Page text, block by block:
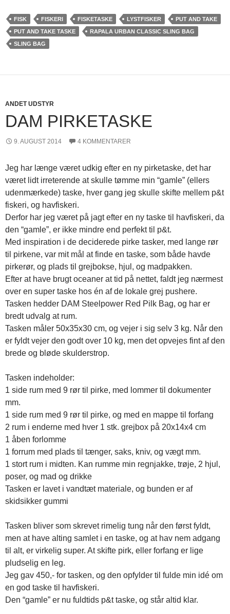
FISK FISKERI FISKETASKE LYSTFISKER
PUT AND TAKE
PUT AND TAKE TASKE
RAPALA URBAN CLASSIC SLING BAG
SLING BAG
ANDET UDSTYR
DAM PIRKETASKE
9. AUGUST 2014 4 KOMMENTARER
Jeg har længe været udkig efter en ny pirketaske, det har
været lidt irreterende at skulle tømme min “gamle” (ellers
udenmærkede) taske, hver gang jeg skulle skifte mellem p&t
fiskeri, og havfiskeri.
Derfor har jeg været på jagt efter en ny taske til havfiskeri, da
den “gamle”, er ikke mindre end perfekt til p&t.
Med inspiration i de deciderede pirke tasker, med lange rør
til pirkene, var mit mål at finde en taske, som både havde
pirkerør, og plads til grejbokse, hjul, og madpakken.
Efter at have brugt oceaner at tid på nettet, faldt jeg nærmest
over en super taske hos én af de lokale grej pushere.
Tasken hedder DAM Steelpower Red Pilk Bag, og har er
bredt udvalg at rum.
Tasken måler 50x35x30 cm, og vejer i sig selv 3 kg. Når den
er fyldt vejer den godt over 10 kg, men det opvejes fint af den
brede og bløde skulderstrop.
Tasken indeholder:
1 side rum med 9 rør til pirke, med lommer til dokumenter
mm.
1 side rum med 9 rør til pirke, og med en mappe til forfang
2 rum i enderne med hver 1 stk. grejbox på 20x14x4 cm
1 åben forlomme
1 forrum med plads til tænger, saks, kniv, og vægt mm.
1 stort rum i midten. Kan rumme min regnjakke, trøje, 2 hjul,
poser, og mad og drikke
Tasken er lavet i vandtæt materiale, og bunden er af
skidsikker gummi
Tasken bliver som skrevet rimelig tung når den først fyldt,
men at have alting samlet i en taske, og at hav nem adgang
til alt, er virkelig super. At skifte pirk, eller forfang er lige
pludselig en leg.
Jeg gav 450,- for tasken, og den opfylder til fulde min idé om
en god taske til havfiskeri.
Den “gamle” er nu fuldtids p&t taske, og står altid klar.